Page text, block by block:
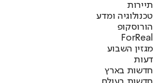
תיירות
טכנולוגיה ומדע
הורוסקופ
ForReal
מגזין השבוע
דעות
חדשות בארץ